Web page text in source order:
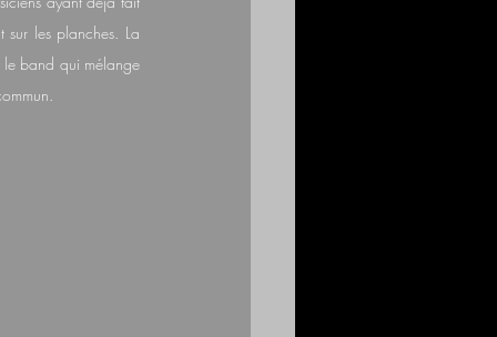
sur les planches. La
le band qui mélange